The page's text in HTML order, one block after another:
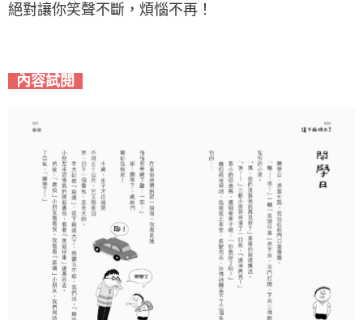
絕對讓你笑聲不斷，煩惱不再！
內容試閱